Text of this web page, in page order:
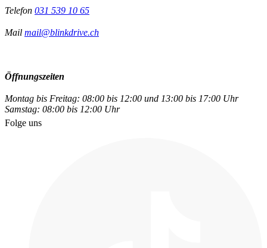
Telefon 031 539 10 65
Mail mail@blinkdrive.ch
Öffnungszeiten
Montag bis Freitag: 08:00 bis 12:00 und 13:00 bis 17:00 Uhr
Samstag: 08:00 bis 12:00 Uhr
Folge uns